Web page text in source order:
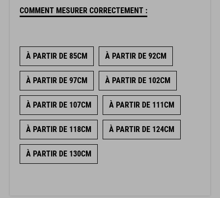
COMMENT MESURER CORRECTEMENT :
À PARTIR DE 85CM À PARTIR DE 92CM
À PARTIR DE 97CM À PARTIR DE 102CM
À PARTIR DE 107CM À PARTIR DE 111CM
À PARTIR DE 118CM À PARTIR DE 124CM
À PARTIR DE 130CM